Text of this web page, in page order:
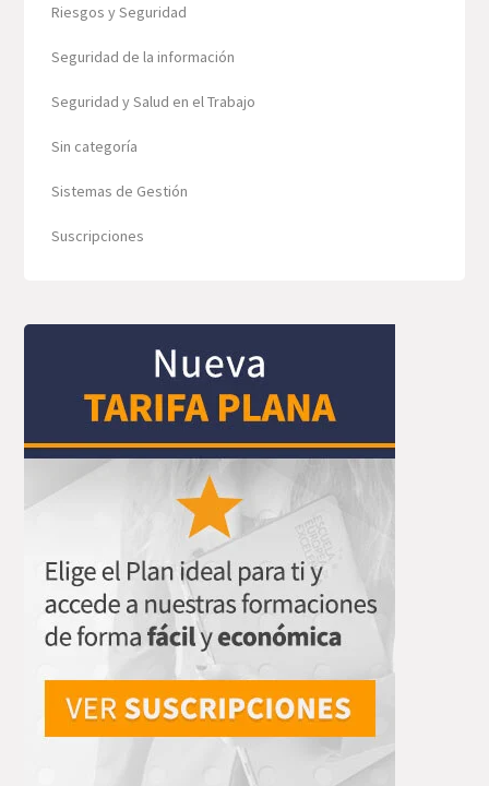
Riesgos y Seguridad
Seguridad de la información
Seguridad y Salud en el Trabajo
Sin categoría
Sistemas de Gestión
Suscripciones